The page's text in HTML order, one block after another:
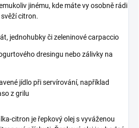
jinému, kde máte vy osobně rádi
citron.
jednohubky či zeleninové carpaccio
dresingu nebo zálivky na
jídlo při servírování, například
z grilu
citron je řepkový olej s vyváženou